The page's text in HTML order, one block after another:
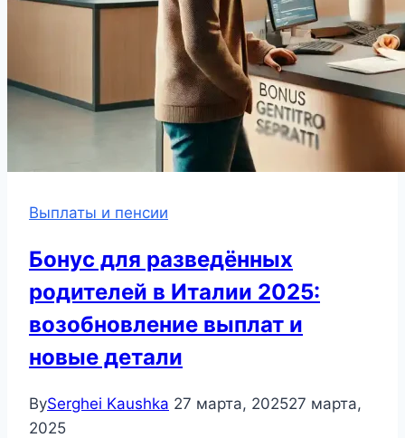
Выплаты и пенсии
Бонус для разведённых
родителей в Италии 2025:
возобновление выплат и
новые детали
BySerghei Kaushka 27 марта, 202527 марта,
2025